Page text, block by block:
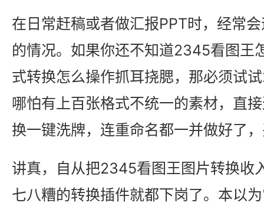
在日常赶稿或者做汇报PPT时，经常
的情况。如果你还不知道2345看图王
式转换怎么操作抓耳挠腮，那必须试
哪怕有上百张格式不统一的素材，直
换一键洗牌，连重命名都一并做好了
讲真，自从把2345看图王图片转换收
七八糟的转换插件就都下岗了。本以